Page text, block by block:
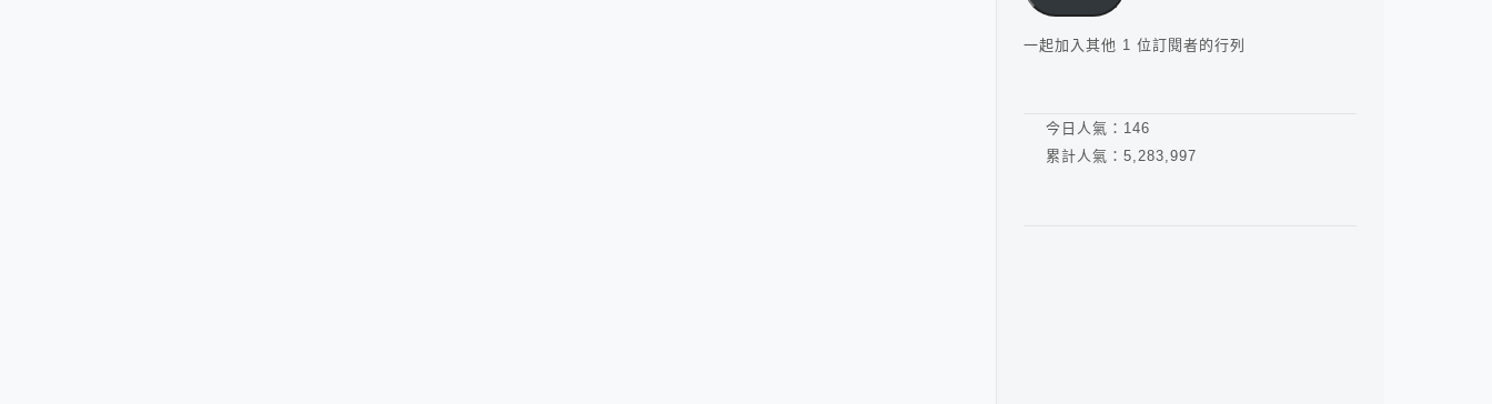
地
址
一起加入其他 1 位訂閱者的行列
今日人氣： 146
累計人氣： 5,283,997